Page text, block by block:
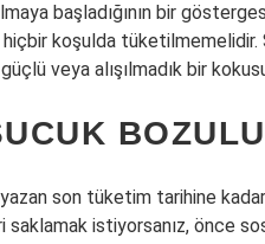
başladığının bir
koşulda
veya alışılmadık bir
son tüketim tarihine
saklamak istiyorsanız, önce